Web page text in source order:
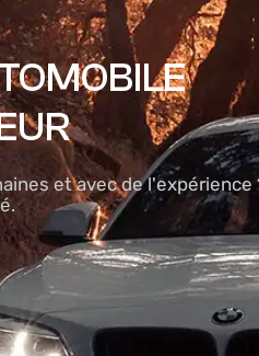
et avec de l'expérience